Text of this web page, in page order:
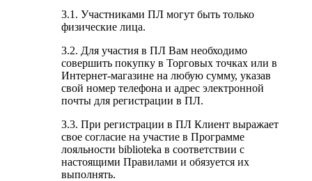
3.1. Участниками ПЛ могут быть только
физические лица.
3.2. Для участия в ПЛ Вам необходимо
совершить покупку в Торговых точках или в
Интернет-магазине на любую сумму, указав
свой номер телефона и адрес электронной
почты для регистрации в ПЛ.
3.3. При регистрации в ПЛ Клиент выражает
свое согласие на участие в Программе
лояльности biblioteka в соответствии с
настоящими Правилами и обязуется их
выполнять.